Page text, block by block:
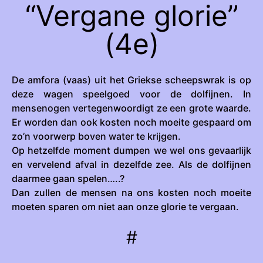
“Vergane glorie”
(4e)
De amfora (vaas) uit het Griekse scheepswrak is op
deze wagen speelgoed voor de dolfijnen. In
mensenogen vertegenwoordigt ze een grote waarde.
Er worden dan ook kosten noch moeite gespaard om
zo’n voorwerp boven water te krijgen.
Op hetzelfde moment dumpen we wel ons gevaarlijk
en vervelend afval in dezelfde zee. Als de dolfijnen
daarmee gaan spelen…..?
Dan zullen de mensen na ons kosten noch moeite
moeten sparen om niet aan onze glorie te vergaan.
#